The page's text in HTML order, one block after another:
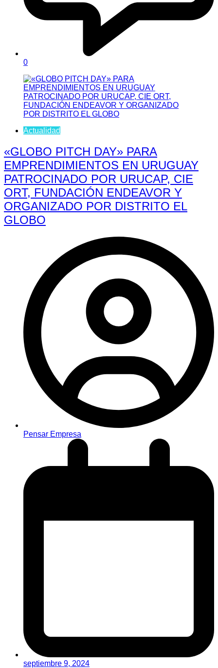
0
Actualidad
«GLOBO PITCH DAY» PARA
EMPRENDIMIENTOS EN URUGUAY
PATROCINADO POR URUCAP, CIE
ORT, FUNDACIÓN ENDEAVOR Y
ORGANIZADO POR DISTRITO EL
GLOBO
Pensar Empresa
septiembre 9, 2024